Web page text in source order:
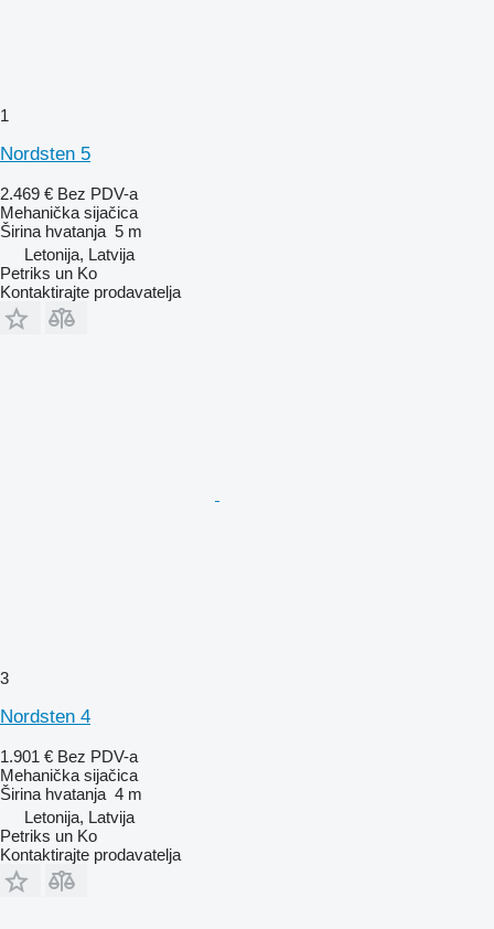
1
Nordsten 5
2.469 € Bez PDV-a
Mehanička sijačica
Širina hvatanja 5 m
Letonija, Latvija
Petriks un Ko
Kontaktirajte prodavatelja
3
Nordsten 4
1.901 € Bez PDV-a
Mehanička sijačica
Širina hvatanja 4 m
Letonija, Latvija
Petriks un Ko
Kontaktirajte prodavatelja